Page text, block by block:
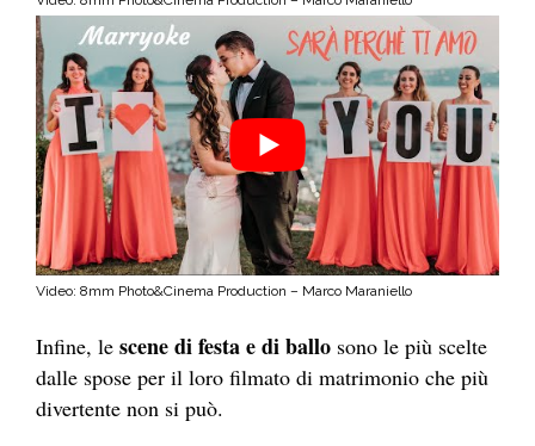
Video: 8mm Photo&Cinema Production – Marco Maraniello
Infine, le scene di festa e di ballo sono le più scelte
dalle spose per il loro filmato di matrimonio che più
divertente non si può.